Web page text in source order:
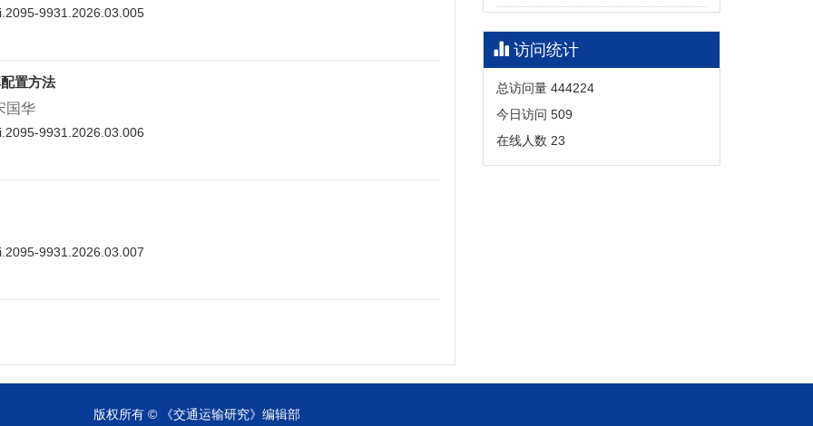
9931.2026.03.005
置方法
国华
9931.2026.03.006
9931.2026.03.007
访问统计
总访问量 444224
今日访问 509
在线人数 23
版权所有 © 《交通运输研究》编辑部